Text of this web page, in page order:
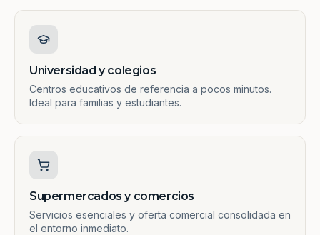
Universidad y colegios
Centros educativos de referencia a pocos minutos.
Ideal para familias y estudiantes.
Supermercados y comercios
Servicios esenciales y oferta comercial consolidada en
el entorno inmediato.